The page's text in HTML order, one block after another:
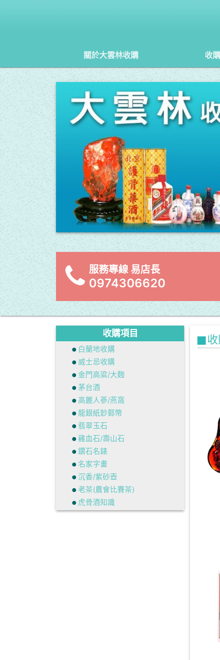
關於大雲林收購 收
服務專線 易店長
0974306620
收購項目
白蘭地收購
威士忌收購
金門高粱/大麴
茅台酒
高麗人蔘/燕窩
龍銀紙鈔郵幣
翡翠玉石
雞血石/壽山石
鑽石名錶
名家字畫
沉香/紫砂壺
老茶(農會比賽茶)
虎骨酒知識